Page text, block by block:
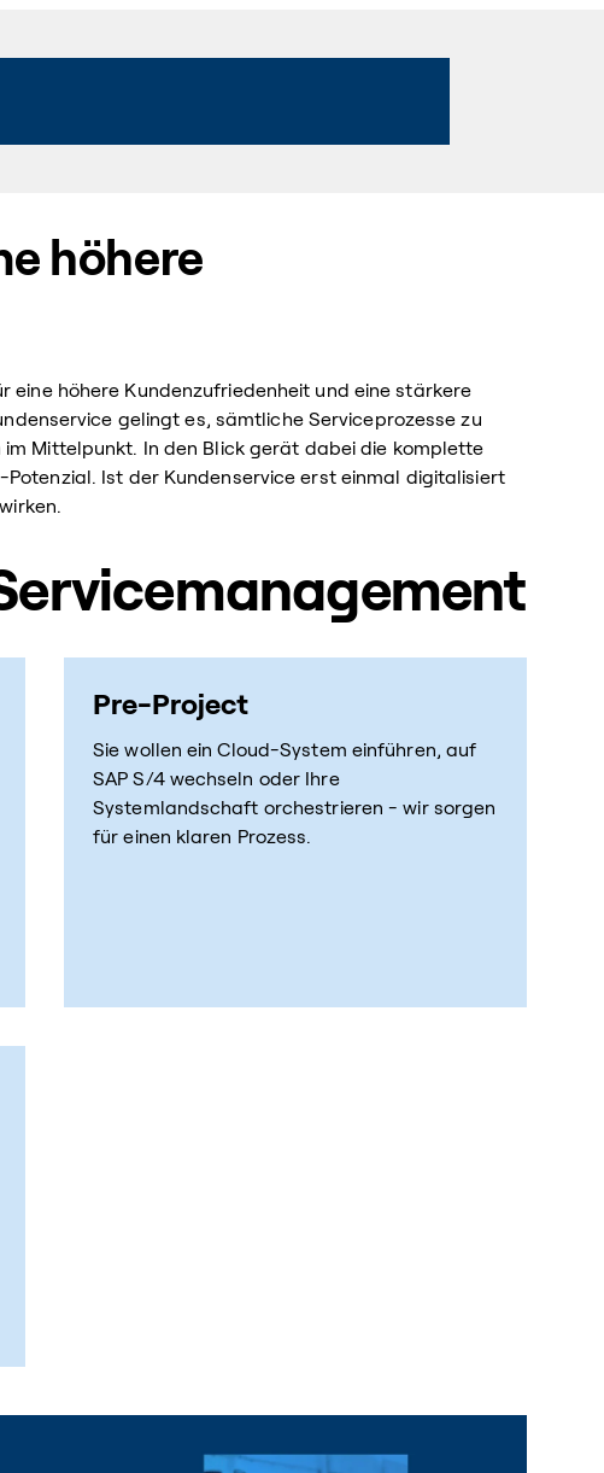
höhere
eine höhere Kundenzufriedenheit und eine stärkere
gelingt es, sämtliche Serviceprozesse zu
Mittelpunkt. In den Blick gerät dabei die komplette
Ist der Kundenservice erst einmal digitalisiert
Pre-Project
Sie wollen ein Cloud-System einführen, auf
SAP S/4 wechseln oder Ihre
Systemlandschaft orchestrieren - wir sorgen
für einen klaren Prozess.